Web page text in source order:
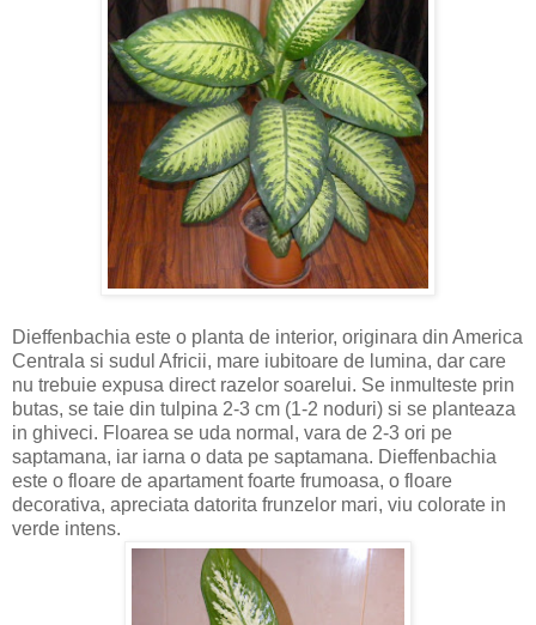
Dieffenbachia este o planta de interior, originara din America
Centrala si sudul Africii, mare iubitoare de lumina, dar care
nu trebuie expusa direct razelor soarelui. Se inmulteste prin
butas, se taie din tulpina 2-3 cm (1-2 noduri) si se planteaza
in ghiveci. Floarea se uda normal, vara de 2-3 ori pe
saptamana, iar iarna o data pe saptamana. Dieffenbachia
este o floare de apartament foarte frumoasa, o floare
decorativa, apreciata datorita frunzelor mari, viu colorate in
verde intens.